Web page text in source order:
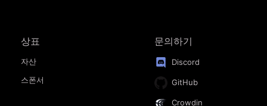
상표
자산
스폰서
문의하기
Discord
GitHub
Crowdin